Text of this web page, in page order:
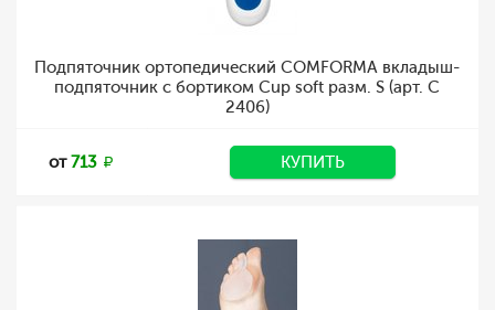
Подпяточник ортопедический COMFORMA вкладыш-
подпяточник с бортиком Cup soft разм. S (арт. C
2406)
от713 КУПИТЬ